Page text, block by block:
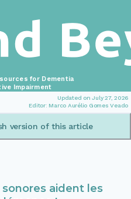
Updated on July 27, 2026
Editor: Marco Aurélio Gomes Veado
for Dementia
Impairment
version of this article
aident les